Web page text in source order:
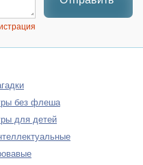
без флеша
для детей